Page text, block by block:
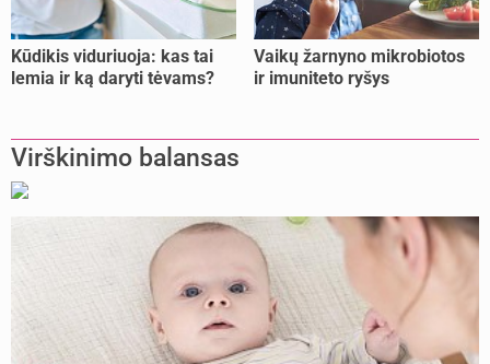
Kūdikis viduriuoja: kas tai
lemia ir ką daryti tėvams?
Vaikų žarnyno mikrobiotos
ir imuniteto ryšys
Virškinimo balansas